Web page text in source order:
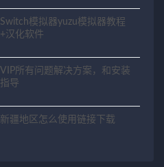
Switch模拟器yuzu模拟器教程
+汉化软件
VIP所有问题解决方案，和安装
指导
新疆地区怎么使用链接下载